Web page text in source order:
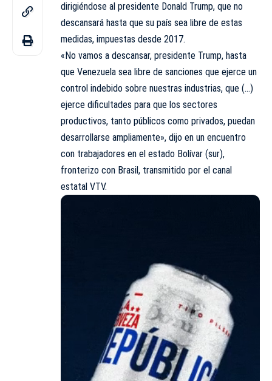
dirigiéndose al presidente Donald Trump, que no
descansará hasta que su país sea libre de estas
medidas, impuestas desde 2017.
«No vamos a descansar, presidente Trump, hasta
que Venezuela sea libre de sanciones que ejerce un
control indebido sobre nuestras industrias, que (…)
ejerce dificultades para que los sectores
productivos, tanto públicos como privados, puedan
desarrollarse ampliamente», dijo en un encuentro
con trabajadores en el estado Bolívar (sur),
fronterizo con Brasil, transmitido por el canal
estatal VTV.